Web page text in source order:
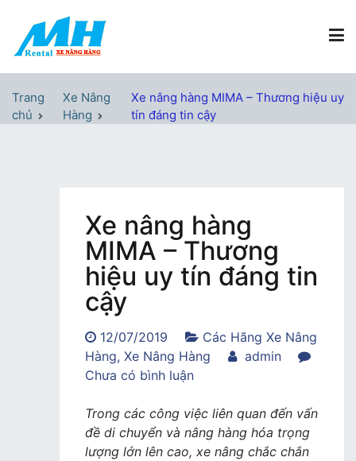
nội
Xe Nâng Hàng MH Rental
Trang
chủ
Xe Nâng
Hàng
Xe nâng hàng MIMA – Thương hiệu uy
tín đáng tin cậy
Xe nâng hàng
MIMA – Thương
hiệu uy tín đáng tin
cậy
12/07/2019
Các Hãng Xe Nâng
Hàng, Xe Nâng Hàng
admin
Chưa có bình luậntrong
nâng
hàng
MIMA
Trong các công việc liên quan đến vấn
đề di chuyển và nâng hàng hóa trọng
lượng lớn lên cao, xe nâng chắc chắn